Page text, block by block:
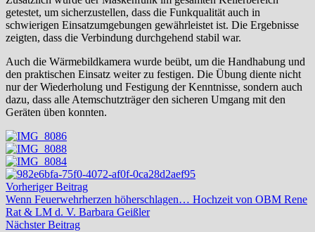
getestet, um sicherzustellen, dass die Funkqualität auch in
schwierigen Einsatzumgebungen gewährleistet ist. Die Ergebnisse
zeigten, dass die Verbindung durchgehend stabil war.
Auch die Wärmebildkamera wurde beübt, um die Handhabung und
den praktischen Einsatz weiter zu festigen. Die Übung diente nicht
nur der Wiederholung und Festigung der Kenntnisse, sondern auch
dazu, dass alle Atemschutzträger den sicheren Umgang mit den
Geräten üben konnten.
Beitragsnavigation
Vorheriger BeitragVorheriger
Beitrag:
Wenn Feuerwehrherzen höherschlagen… Hochzeit von OBM Rene
Rat & LM d. V. Barbara Geißler
Nächster BeitragNächster